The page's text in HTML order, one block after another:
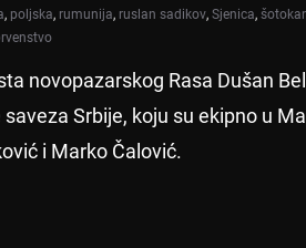
, poljska, rumunija, ruslan sadikov, Sjenica,
novopazarskog Rasa Dušan
saveza Srbije, koju su ekipno u
i Marko Čalović.